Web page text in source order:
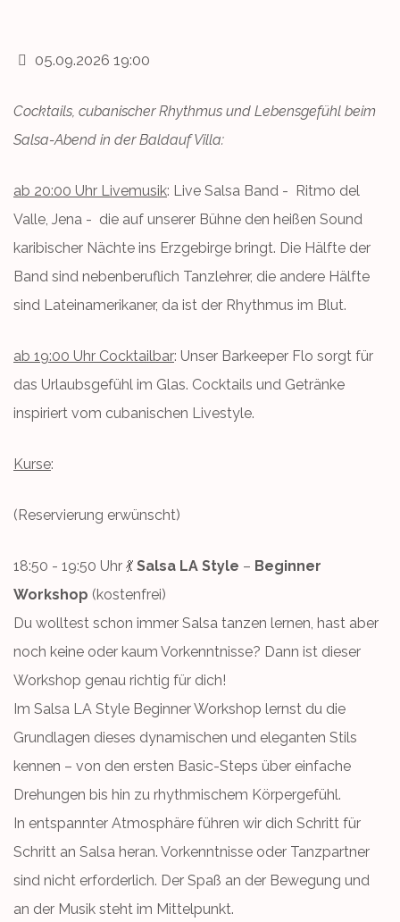
05.09.2026 19:00
Cocktails, cubanischer Rhythmus und Lebensgefühl beim
Salsa-Abend in der Baldauf Villa:
ab 20:00 Uhr Livemusik: Live Salsa Band - Ritmo del
Valle, Jena - die auf unserer Bühne den heißen Sound
karibischer Nächte ins Erzgebirge bringt. Die Hälfte der
Band sind nebenberuflich Tanzlehrer, die andere Hälfte
sind Lateinamerikaner, da ist der Rhythmus im Blut.
ab 19:00 Uhr Cocktailbar: Unser Barkeeper Flo sorgt für
das Urlaubsgefühl im Glas. Cocktails und Getränke
inspiriert vom cubanischen Livestyle.
Kurse:
(Reservierung erwünscht)
18:50 - 19:50 Uhr 💃 Salsa LA Style – Beginner
Workshop (kostenfrei)
Du wolltest schon immer Salsa tanzen lernen, hast aber
noch keine oder kaum Vorkenntnisse? Dann ist dieser
Workshop genau richtig für dich!
Im Salsa LA Style Beginner Workshop lernst du die
Grundlagen dieses dynamischen und eleganten Stils
kennen – von den ersten Basic-Steps über einfache
Drehungen bis hin zu rhythmischem Körpergefühl.
In entspannter Atmosphäre führen wir dich Schritt für
Schritt an Salsa heran. Vorkenntnisse oder Tanzpartner
sind nicht erforderlich. Der Spaß an der Bewegung und
an der Musik steht im Mittelpunkt.